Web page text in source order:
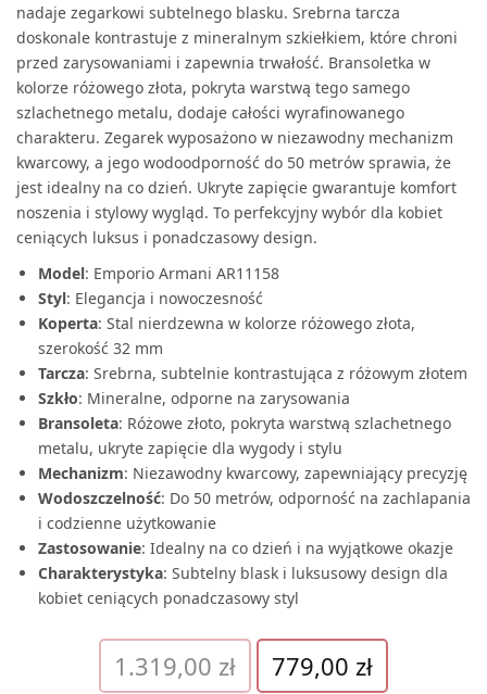
nadaje zegarkowi subtelnego blasku. Srebrna tarcza
doskonale kontrastuje z mineralnym szkiełkiem, które chroni
przed zarysowaniami i zapewnia trwałość. Bransoletka w
kolorze różowego złota, pokryta warstwą tego samego
szlachetnego metalu, dodaje całości wyrafinowanego
charakteru. Zegarek wyposażono w niezawodny mechanizm
kwarcowy, a jego wodoodporność do 50 metrów sprawia, że
jest idealny na co dzień. Ukryte zapięcie gwarantuje komfort
noszenia i stylowy wygląd. To perfekcyjny wybór dla kobiet
ceniących luksus i ponadczasowy design.
Model: Emporio Armani AR11158
Styl: Elegancja i nowoczesność
Koperta: Stal nierdzewna w kolorze różowego złota,
szerokość 32 mm
Tarcza: Srebrna, subtelnie kontrastująca z różowym złotem
Szkło: Mineralne, odporne na zarysowania
Bransoleta: Różowe złoto, pokryta warstwą szlachetnego
metalu, ukryte zapięcie dla wygody i stylu
Mechanizm: Niezawodny kwarcowy, zapewniający precyzję
Wodoszczelność: Do 50 metrów, odporność na zachlapania
i codzienne użytkowanie
Zastosowanie: Idealny na co dzień i na wyjątkowe okazje
Charakterystyka: Subtelny blask i luksusowy design dla
kobiet ceniących ponadczasowy styl
1.319,00 zł
cena
779,00 zł